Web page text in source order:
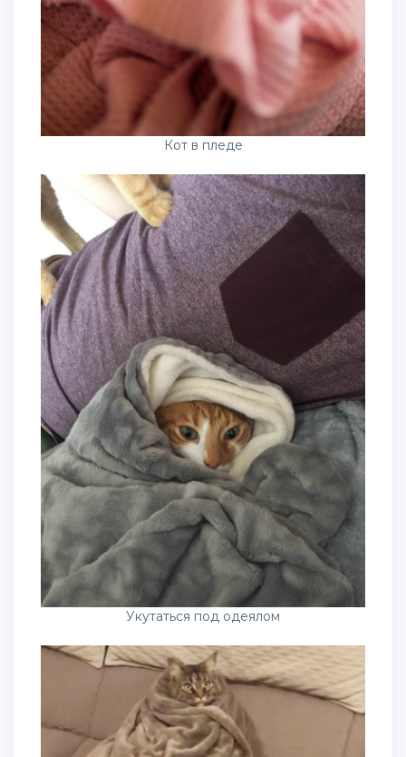
Кот в пледе
Укутаться под одеялом